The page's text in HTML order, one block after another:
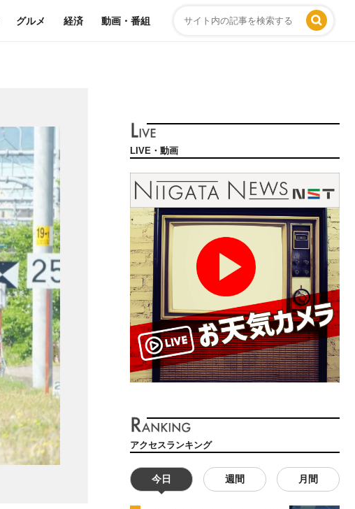
グルメ 経済 動画・番組
LIVE・動画
アクセスランキング
今日 週間 月間